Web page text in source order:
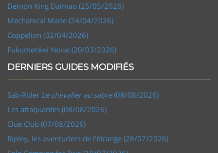
Demon King Daimao (25/05/2026)
Mechanical Marie (24/04/2026)
Coppelion (02/04/2026)
Fukumenkei Noise (20/03/2026)
DERNIERS GUIDES MODIFIÉS
Sab-Rider Le chevalier au sabre(08/08/2026)
Les attaquantes (08/08/2026)
Clue Club (07/08/2026)
Ripley, les aventuriers de l'étrange (28/07/2026)